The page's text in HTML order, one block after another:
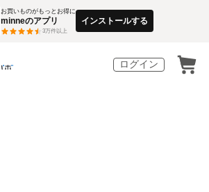
お買いものがもっとお得に
minneのアプリ
3万件以上
インストールする
ログイン